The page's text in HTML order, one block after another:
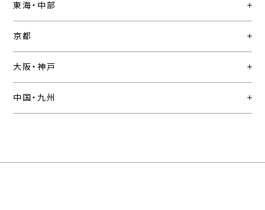
東海・中部
京都
大阪・神戸
中国・九州